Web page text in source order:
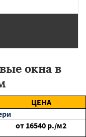
окна в
ЦЕНА
от 16540 р./м2